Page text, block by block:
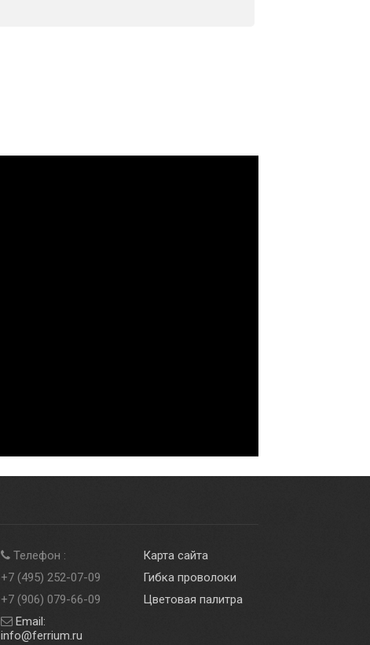
Телефон :
+7 (495) 252-07-09
+7 (906) 079-66-09
Email:
info@ferrium.ru
Карта сайта
Гибка проволоки
Цветовая палитра